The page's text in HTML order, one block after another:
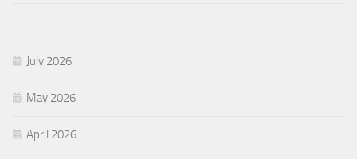
July 2026
May 2026
April 2026